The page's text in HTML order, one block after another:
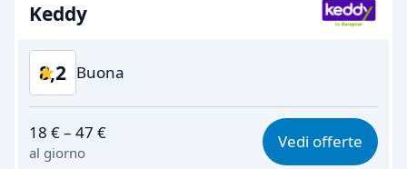
Keddy
8,2 Buona
7,7
Facile da trovare 8,2
18 € – 47 €
al giorno
Vedi offerte